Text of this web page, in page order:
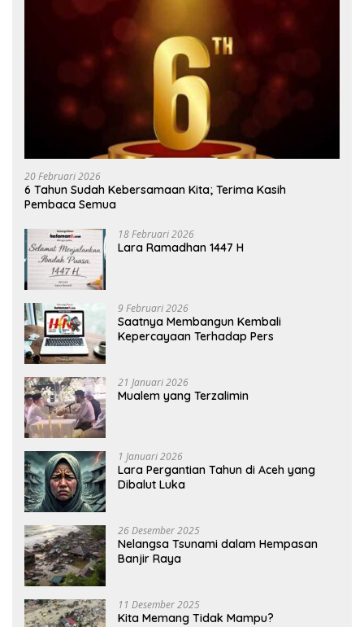
20 Februari 2026
6 Tahun Sudah Kebersamaan Kita; Terima Kasih
Pembaca Semua
18 Februari 2026
Lara Ramadhan 1447 H
9 Februari 2026
Saatnya Membangun Kembali
Kepercayaan Terhadap Pers
21 Januari 2026
Mualem yang Terzalimin
1 Januari 2026
Lara Pergantian Tahun di Aceh yang
Dibalut Luka
26 Desember 2025
Nelangsa Tsunami dalam Hempasan
Banjir Raya
11 Desember 2025
Kita Memang Tidak Mampu?